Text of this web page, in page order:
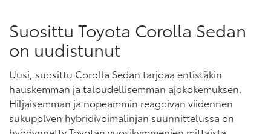
Suosittu Toyota Corolla Sedan
on uudistunut
Uusi, suosittu Corolla Sedan tarjoaa entistäkin
hauskemman ja taloudellisemman ajokokemuksen.
Hiljaisemman ja nopeammin reagoivan viidennen
sukupolven hybridivoimalinjan suunnittelussa on